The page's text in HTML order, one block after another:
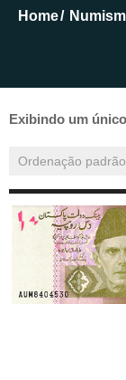
Home
Exibindo um